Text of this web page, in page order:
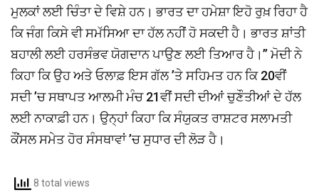
ਮੁਲਕਾਂ ਲਈ ਚਿੰਤਾ ਦੇ ਵਿਸ਼ੇ ਹਨ। ਭਾਰਤ ਦਾ ਹਮੇਸ਼ਾ ਇਹੋ ਰੁਖ਼ ਰਿਹਾ ਹੈ
ਕਿ ਜੰਗ ਕਿਸੇ ਵੀ ਸਮੱਸਿਆ ਦਾ ਹੱਲ ਨਹੀਂ ਹੋ ਸਕਦੀ ਹੈ। ਭਾਰਤ ਸ਼ਾਂਤੀ
ਬਹਾਲੀ ਲਈ ਹਰਸੰਭਵ ਯੋਗਦਾਨ ਪਾਉਣ ਲਈ ਤਿਆਰ ਹੈ।’’ ਮੋਦੀ ਨੇ
ਕਿਹਾ ਕਿ ਉਹ ਅਤੇ ਓਲਾਫ਼ ਇਸ ਗੱਲ ’ਤੇ ਸਹਿਮਤ ਹਨ ਕਿ 20ਵੀਂ
ਸਦੀ ’ਚ ਸਥਾਪਤ ਆਲਮੀ ਮੰਚ 21ਵੀਂ ਸਦੀ ਦੀਆਂ ਚੁਣੌਤੀਆਂ ਦੇ ਹੱਲ
ਲਈ ਨਾਕਾਫ਼ੀ ਹਨ। ਉਨ੍ਹਾਂ ਕਿਹਾ ਕਿ ਸੰਯੁਕਤ ਰਾਸ਼ਟਰ ਸਲਾਮਤੀ
ਕੌਂਸਲ ਸਮੇਤ ਹੋਰ ਸੰਸਥਾਵਾਂ ’ਚ ਸੁਧਾਰ ਦੀ ਲੋੜ ਹੈ।
8 total views